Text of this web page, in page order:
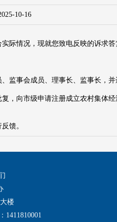
10-16
际情况，现就您致电反映的诉求答
监事会成员、理事长、监事长，并
，向市级申请注册成立农村集体经
馈。
楼
1411810001